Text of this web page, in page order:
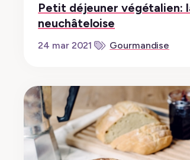
Petit déjeuner végétalien:
neuchâteloise
24 mar 2021 Gourmandise